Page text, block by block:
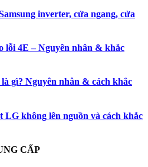
inverter, cửa ngang, cửa
lỗi 4E – Nguyên nhân & khắc
gì? Nguyên nhân & cách khắc
LG không lên nguồn và cách khắc
CẤP